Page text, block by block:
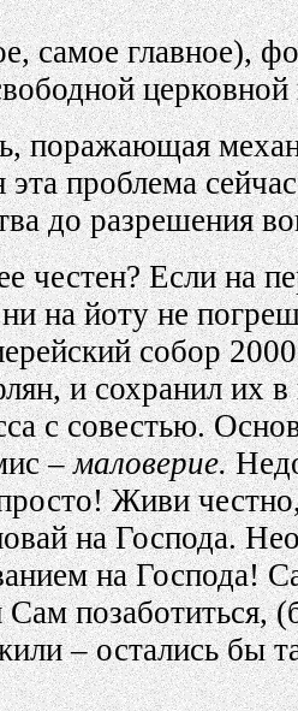
самое главное),
поражающая
эта проблема
до разрешения
честен? Если на
на йоту не
собор
и сохранил их
с совестью.
–маловерие.
Живи
на Господа.
на Господа!
позаботиться,
– остались бы